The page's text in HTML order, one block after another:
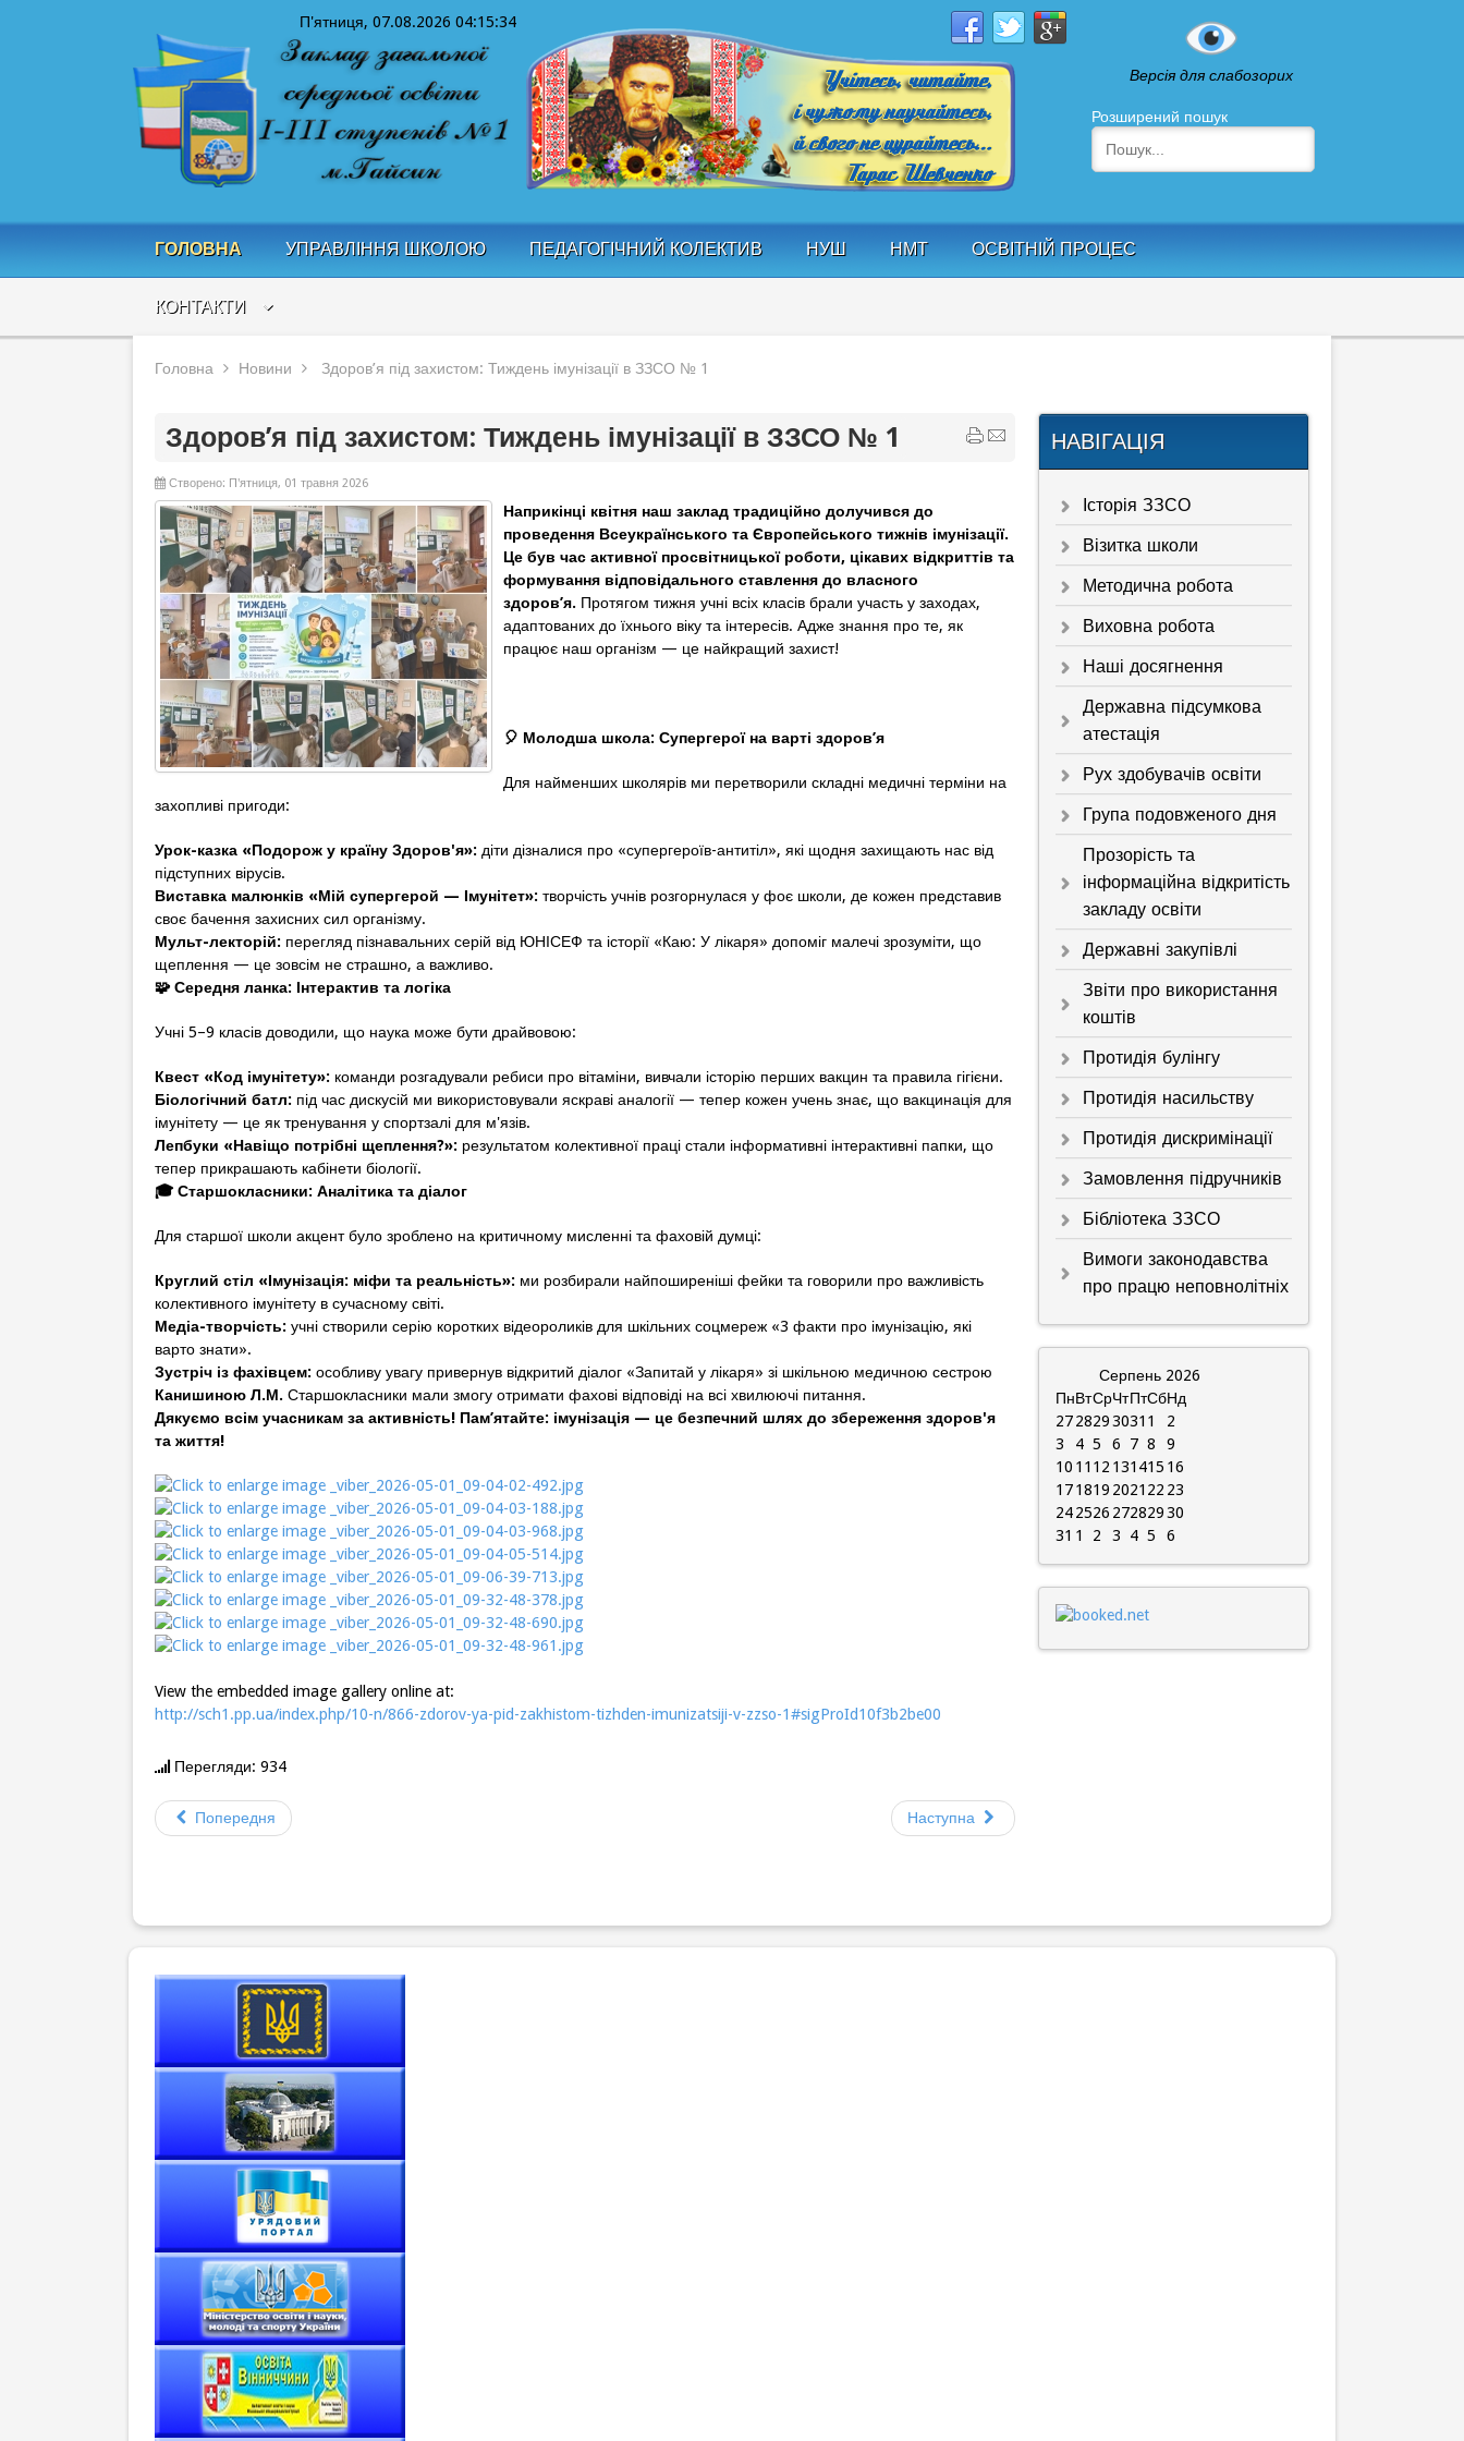
П'ятниця, 07.08.2026 04:15:34
Версія для слабозорих
Розширений пошук
ГОЛОВНА УПРАВЛІННЯ ШКОЛОЮ ПЕДАГОГІЧНИЙ КОЛЕКТИВ НУШ НМТ ОСВІТНІЙ ПРОЦЕС
КОНТАКТИ
Головна Новини Здоров’я під захистом: Тиждень імунізації в ЗЗСО № 1
Здоров’я під захистом: Тиждень імунізації в ЗЗСО № 1
Створено: П'ятниця, 01 травня 2026
Наприкінці квітня наш заклад традиційно долучився до
проведення Всеукраїнського та Європейського тижнів імунізації.
Це був час активної просвітницької роботи, цікавих відкриттів та
формування відповідального ставлення до власного
здоров’я. Протягом тижня учні всіх класів брали участь у заходах,
адаптованих до їхнього віку та інтересів. Адже знання про те, як
працює наш організм — це найкращий захист!
🎈 Молодша школа: Супергерої на варті здоров’я
Для найменших школярів ми перетворили складні медичні терміни на
захопливі пригоди:
Урок-казка «Подорож у країну Здоров'я»: діти дізналися про «супергероїв-антитіл», які щодня захищають нас від
підступних вірусів.
Виставка малюнків «Мій супергерой — Імунітет»: творчість учнів розгорнулася у фоє школи, де кожен представив
своє бачення захисних сил організму.
Мульт-лекторій: перегляд пізнавальних серій від ЮНІСЕФ та історії «Каю: У лікаря» допоміг малечі зрозуміти, що
щеплення — це зовсім не страшно, а важливо.
🧩 Середня ланка: Інтерактив та логіка
Учні 5–9 класів доводили, що наука може бути драйвовою:
Квест «Код імунітету»: команди розгадували ребиси про вітаміни, вивчали історію перших вакцин та правила гігієни.
Біологічний батл: під час дискусій ми використовували яскраві аналогії — тепер кожен учень знає, що вакцинація для
імунітету — це як тренування у спортзалі для м'язів.
Лепбуки «Навіщо потрібні щеплення?»: результатом колективної праці стали інформативні інтерактивні папки, що
тепер прикрашають кабінети біології.
🎓 Старшокласники: Аналітика та діалог
Для старшої школи акцент було зроблено на критичному мисленні та фаховій думці:
Круглий стіл «Імунізація: міфи та реальність»: ми розбирали найпоширеніші фейки та говорили про важливість
колективного імунітету в сучасному світі.
Медіа-творчість: учні створили серію коротких відеороликів для шкільних соцмереж «3 факти про імунізацію, які
варто знати».
Зустріч із фахівцем: особливу увагу привернув відкритий діалог «Запитай у лікаря» зі шкільною медичною сестрою
Канишиною Л.М. Старшокласники мали змогу отримати фахові відповіді на всі хвилюючі питання.
Дякуємо всім учасникам за активність! Пам’ятайте: імунізація — це безпечний шлях до збереження здоров'я
та життя!
View the embedded image gallery online at:
http://sch1.pp.ua/index.php/10-n/866-zdorov-ya-pid-zakhistom-tizhden-imunizatsiji-v-zzso-1#sigProId10f3b2be00
Перегляди: 934
Попередня Наступна
НАВІГАЦІЯ
Історія ЗЗСО
Візитка школи
Методична робота
Виховна робота
Наші досягнення
Державна підсумкова
атестація
Рух здобувачів освіти
Група подовженого дня
Прозорість та
інформаційна відкритість
закладу освіти
Державні закупівлі
Звіти про використання
коштів
Протидія булінгу
Протидія насильству
Протидія дискримінації
Замовлення підручників
Бібліотека ЗЗСО
Вимоги законодавства
про працю неповнолітніх
Серпень 2026
ПнВтСрЧтПтСбНд
2728293031 1
2
3
4 5 6 7 8
9
10 11 12 131415 16
171819 2021 22 23
242526 27282930
31 1 2 3 4 5 6